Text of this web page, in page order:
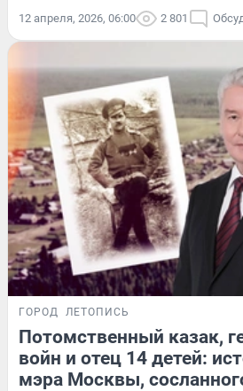
12 апреля, 2026, 06:00 2 801
ГОРОД ЛЕТОПИСЬ
Потомственный казак,
войн и отец 14 детей:
мэра Москвы,